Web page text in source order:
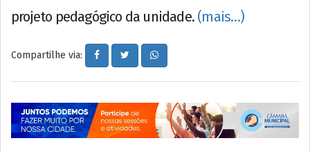
projeto pedagógico da unidade. (mais…)
Compartilhe via: